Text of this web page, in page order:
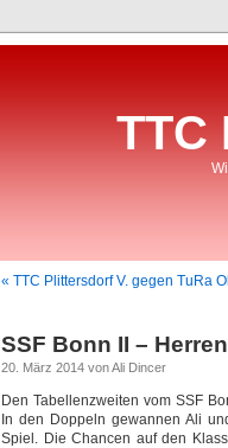
TTC
« TTC Plittersdorf V. gegen TuRa
SSF Bonn II –
20. März 2014 von Ali Dincer
Den Tabellenzweiten vom SSF
In den Doppeln gewannen Ali
Spiel. Die Chancen auf den